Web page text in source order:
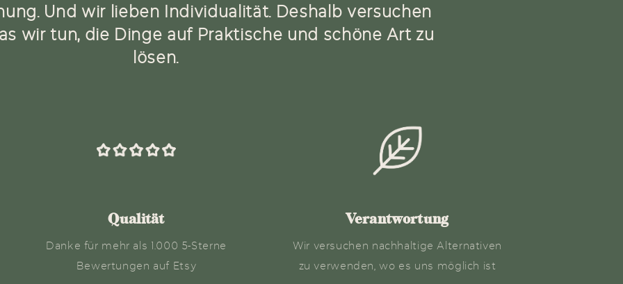
Und wir lieben Individualität. Deshalb versuchen
wir tun, die Dinge auf Praktische und schöne Art zu
lösen.
Qualität
Danke für mehr als 1.000 5-Sterne
Bewertungen auf Etsy
Verantwortung
Wir versuchen nachhaltige Alternativen
zu verwenden, wo es uns möglich ist